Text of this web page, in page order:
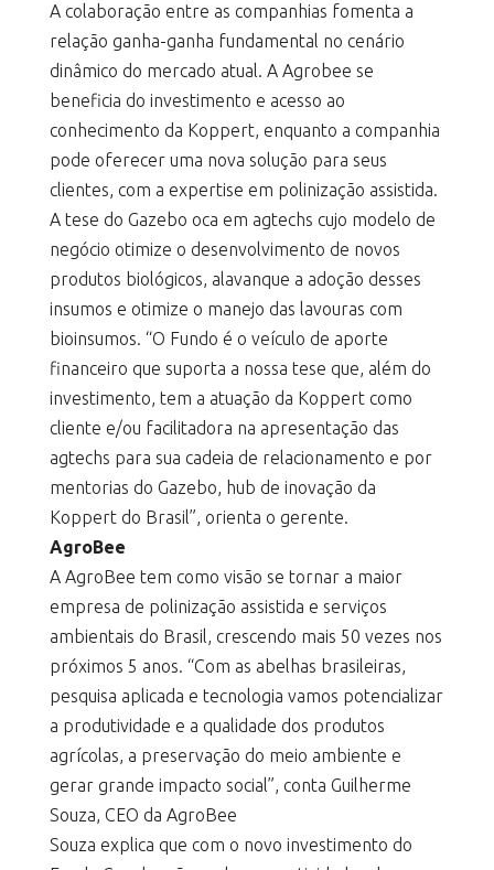
A colaboração entre as companhias fomenta a
relação ganha-ganha fundamental no cenário
dinâmico do mercado atual. A Agrobee se
beneficia do investimento e acesso ao
conhecimento da Koppert, enquanto a companhia
pode oferecer uma nova solução para seus
clientes, com a expertise em polinização assistida.
A tese do Gazebo oca em agtechs cujo modelo de
negócio otimize o desenvolvimento de novos
produtos biológicos, alavanque a adoção desses
insumos e otimize o manejo das lavouras com
bioinsumos. “O Fundo é o veículo de aporte
financeiro que suporta a nossa tese que, além do
investimento, tem a atuação da Koppert como
cliente e/ou facilitadora na apresentação das
agtechs para sua cadeia de relacionamento e por
mentorias do Gazebo, hub de inovação da
Koppert do Brasil”, orienta o gerente.
AgroBee
A AgroBee tem como visão se tornar a maior
empresa de polinização assistida e serviços
ambientais do Brasil, crescendo mais 50 vezes nos
próximos 5 anos. “Com as abelhas brasileiras,
pesquisa aplicada e tecnologia vamos potencializar
a produtividade e a qualidade dos produtos
agrícolas, a preservação do meio ambiente e
gerar grande impacto social”, conta Guilherme
Souza, CEO da AgroBee
Souza explica que com o novo investimento do